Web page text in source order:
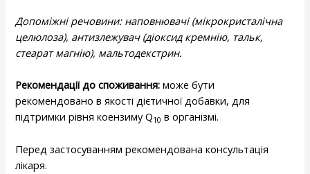
Допоміжні речовини: наповнювачі (мікрокристалічна
целюлоза), антизлежувач (діоксид кремнію, тальк,
стеарат магнію), мальтодекстрин.
Рекомендації до споживання: може бути
рекомендовано в якості дієтичної добавки, для
підтримки рівня коензиму Q10 в організмі.
Перед застосуванням рекомендована консультація
лікаря.